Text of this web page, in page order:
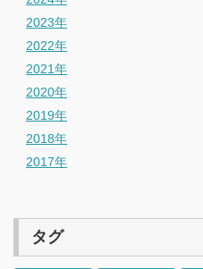
2023年
2022年
2021年
2020年
2019年
2018年
2017年
タグ